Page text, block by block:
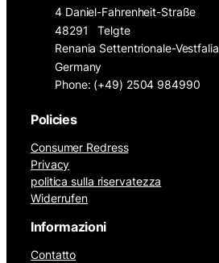
4 Daniel-Fahrenheit-Straße
48291
Telgte
Renania Settentrionale-Vestfalia
Germany
Phone: (+49) 2504 984990
Policies
Consumer Redress
Privacy
politica sulla riservatezza
Widerrufen
Informazioni
Contatto